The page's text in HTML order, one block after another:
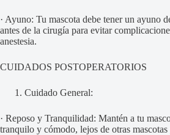
· Ayuno: Tu mascota debe tener un ayuno
antes de la cirugía para evitar
anestesia.
CUIDADOS POSTOPERATORIOS
Cuidado General:
· Reposo y Tranquilidad: Mantén a tu
tranquilo y cómodo, lejos de otras